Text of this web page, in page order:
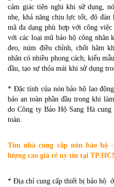
cảm giác tiện nghi khi sử dụng,
nhẹ, khả năng chịu lực tốt, độ đàn
mã đa dạng phù hợp với công
với các loại mũ bảo hộ công nhân
đeo, núm điều chỉnh, chốt hãm
nhân có nhiều phong cách, kiểu
đầu, tạo sự thỏa mái khi sử dụng
* Đặc tính của nón bảo hộ lao
bảo an toàn phần đầu trong khi
do Công ty Bảo Hộ Sang Hà
toàn.
Tìm nhà cung cấp nón bảo hộ
lượng cao giá rẻ uy tín tại
* Địa chỉ cung cấp thiết bị bảo hộ ở